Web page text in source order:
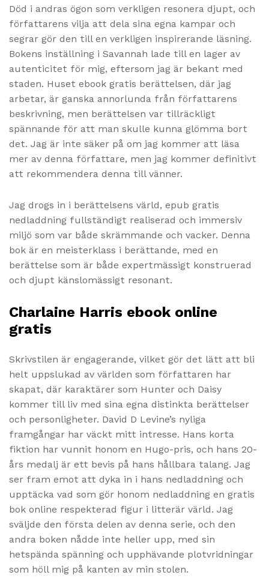
Död i andras ögon som verkligen resonera djupt, och
författarens vilja att dela sina egna kampar och
segrar gör den till en verkligen inspirerande läsning.
Bokens inställning i Savannah lade till en lager av
autenticitet för mig, eftersom jag är bekant med
staden. Huset ebook gratis berättelsen, där jag
arbetar, är ganska annorlunda från författarens
beskrivning, men berättelsen var tillräckligt
spännande för att man skulle kunna glömma bort
det. Jag är inte säker på om jag kommer att läsa
mer av denna författare, men jag kommer definitivt
att rekommendera denna till vänner.
Jag drogs in i berättelsens värld, epub gratis
nedladdning fullständigt realiserad och immersiv
miljö som var både skrämmande och vacker. Denna
bok är en meisterklass i berättande, med en
berättelse som är både expertmässigt konstruerad
och djupt känslomässigt resonant.
Charlaine Harris ebook online
gratis
Skrivstilen är engagerande, vilket gör det lätt att bli
helt uppslukad av världen som författaren har
skapat, där karaktärer som Hunter och Daisy
kommer till liv med sina egna distinkta berättelser
och personligheter. David D Levine’s nyliga
framgångar har väckt mitt intresse. Hans korta
fiktion har vunnit honom en Hugo-pris, och hans 20-
års medalj är ett bevis på hans hållbara talang. Jag
ser fram emot att dyka in i hans nedladdning och
upptäcka vad som gör honom nedladdning en gratis
bok online respekterad figur i litterär värld. Jag
sväljde den första delen av denna serie, och den
andra boken nådde inte heller upp, med sin
hetspända spänning och upphävande plotvridningar
som höll mig på kanten av min stolen.